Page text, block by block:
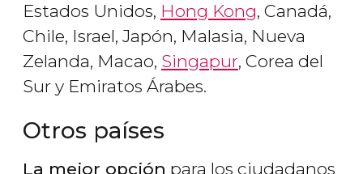
Estados Unidos, Hong Kong, Canadá,
Chile, Israel, Japón, Malasia, Nueva
Zelanda, Macao, Singapur, Corea del
Sur y Emiratos Árabes.
Otros países
La mejor opción para los ciudadanos